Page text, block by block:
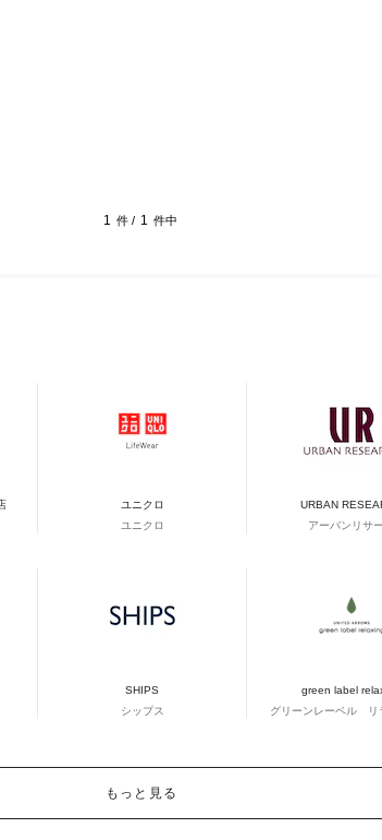
1 件 / 1 件中
ユニクロ
ユニクロ
URBAN
アーバンリサ
SHIPS
シップス
green label
グリーンレーベル リ
もっと見る